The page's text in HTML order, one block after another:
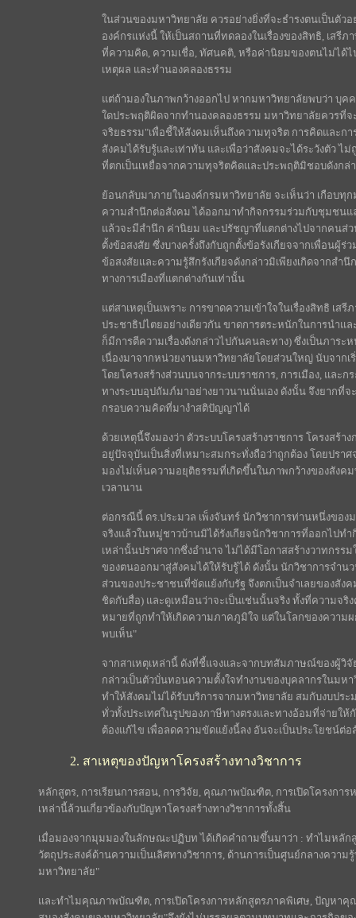
ในส่วนของมหาวิทยาลัย ควรอย่างยิ่งที่จะธำรงตนเป็นตัว
องค์กรแห่งนี้ ให้เป็นสถานที่ทดลองในเรื่องของสิทธิ, เสรี
ที่ความคิด, ความเชื่อ, ทัศนคติ, หรือค่านิยมของตนไม่ได้ไ
เหตุผล และทำนองคลองธรรม
แต่ถ้ามองในภาพกว้างออกไป หากมหาวิทยาลัยพบว่า บุ
ใดประพฤติผิดจากทำนองคลองธรรม มหาวิทยาลัยควรที่
จริยธรรม"เพื่อชี้ให้สังคมเห็นถึงความทุจริต การคิดและก
สังคมได้รับรู้และเท่าทัน และเพื่อว่าสังคมจะได้ระวังตัว ไ
ที่ตกเป็นเหยื่อจากความทุจริตคิดและประพฤติมิชอบดังกล่
ย้อนกลับมาภายในองค์กรมหาวิทยาลัย จะเห็นว่า เกือบ
ความสำนึกต่อสังคม ได้ออกมาทำกิจกรรมร่วมกับชุมชน
แล้วจะมีสำนึก ค่านิยม และปรัชญาที่แตกต่างไปจากคนส่
ตั้งข้อสงสัย ซึ่งบางครั้งถึงกับถูกตั้งข้อรังเกียจจากเพื่อนผู้
ข้อสงสัยและความรู้สึกรังเกียจดังกล่าวมิเพียงเกิดจากส
ทางการเมืองที่แตกต่างกันเท่านั้น
แต่สาเหตุเป็นเพราะ การขาดความเข้าใจในเรื่องสิทธิ เส
ประชาธิปไตยอย่างเดียวกัน ขาดการตระหนักในการนำแ
ก็มีการตีความเรื่องดังกล่าวไปกันคนละทาง) ซึ่งเป็นภาร
เนื่องมาจากหน่วยงานมหาวิทยาลัยโดยส่วนใหญ่ นับจาก
โดยโครงสร้างส่วนบนจากระบบราชการ, การเมือง, และ
ทางระบบอุปถัมภ์มาอย่างยาวนานนั่นเอง ดังนั้น จึงยากที่
กรอบความคิดที่มางำสติปัญญาได้
ด้วยเหตุนี้จึงมองว่า ตัวระบบโครงสร้างราชการ โครงสร้า
อยู่ปัจจุบันเป็นสิ่งที่เหมาะสมกระทั่งถือว่าถูกต้อง โดยปรา
มองไม่เห็นความอยุติธรรมที่เกิดขึ้นในภาพกว้างของสังคม
เวลานาน
ต่อกรณีนี้ ดร.ประมวล เพ็งจันทร์ นักวิชาการท่านหนึ่งของ
จริงแล้วในหมู่ชาวบ้านมิได้รังเกียจนักวิชาการที่ออกไปท
เหล่านั้นปราศจากซึ่งอำนาจ ไม่ได้มีโอกาสสร้างวาทกรร
ของตนออกมาสู่สังคมได้ให้รับรู้ได้ ดังนั้น นักวิชาการจำน
ส่วนของประชาชนที่ขัดแย้งกับรัฐ จึงตกเป็นจำเลยของสัง
ชิดกับสื่อ) และดูเหมือนว่าจะเป็นเช่นนั้นจริง ทั้งที่ความจ
หมายที่ถูกทำให้เกิดความภาคภูมิใจ แต่ในโลกของความ
พบเห็น"
จากสาเหตุเหล่านี้ ดังที่ชี้แจงและจากบทสัมภาษณ์ของผู้วิจั
กล่าวเป็นตัวบั่นทอนความตั้งใจทำงานของบุคลากรในมห
ทำให้สังคมไม่ได้รับบริการจากมหาวิทยาลัย สมกับงบป
ทั่วทั้งประเทศในรูปของภาษีทางตรงและทางอ้อมที่จ่ายให้
ต้องแก้ไข เพื่อลดความขัดแย้งนี้ลง อันจะเป็นประโยชน์ต่
2. สาเหตุของปัญหาโครงสร้างทางวิชาการ
หลักสูตร, การเรียนการสอน, การวิจัย, คุณภาพบัณฑิต, การเปิดโครงก
เหล่านี้ล้วนเกี่ยวข้องกับปัญหาโครงสร้างทางวิชาการทั้งสิ้น
เมื่อมองจากมุมมองในลักษณะปฏิบท ได้เกิดคำถามขึ้นมาว่า : ทำไมหลักสู
วัตถุประสงค์ด้านความเป็นเลิศทางวิชาการ, ด้านการเป็นศูนย์กลางความ
มหาวิทยาลัย"
และทำไมคุณภาพบัณฑิต, การเปิดโครงการหลักสูตรภาคพิเศษ, ปัญหา